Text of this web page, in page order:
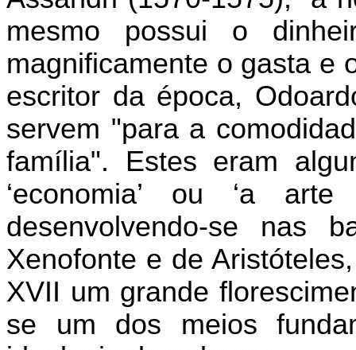
mesmo possui o
magnificamente o gasta e
escritor da época,
servem "para a
família". Estes eram
‘economia’ ou ‘a
desenvolvendo-se nas
Xenofonte e de
XVII um grande
se um dos meios